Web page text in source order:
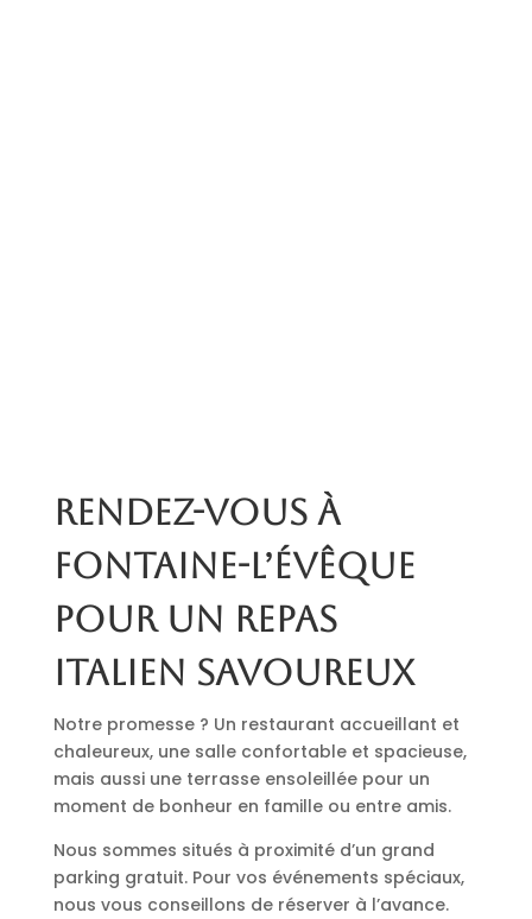
Rendez-vous à
Fontaine-l’Évêque
pour un repas
italien savoureux
Notre promesse ? Un restaurant accueillant et
chaleureux, une salle confortable et spacieuse,
mais aussi une terrasse ensoleillée pour un
moment de bonheur en famille ou entre amis.
Nous sommes situés à proximité d’un grand
parking gratuit. Pour vos événements spéciaux,
nous vous conseillons de réserver à l’avance.